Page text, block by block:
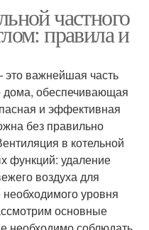
частного
правила и
это важнейшая часть
дома, обеспечивающая
и эффективная
без правильно
в котельной
функций: удаление
воздуха для
уровня
основные